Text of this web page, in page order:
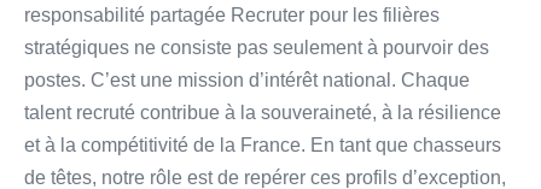
responsabilité partagée Recruter pour les filières
stratégiques ne consiste pas seulement à pourvoir des
postes. C’est une mission d’intérêt national. Chaque
talent recruté contribue à la souveraineté, à la résilience
et à la compétitivité de la France. En tant que chasseurs
de têtes, notre rôle est de repérer ces profils d’exception,